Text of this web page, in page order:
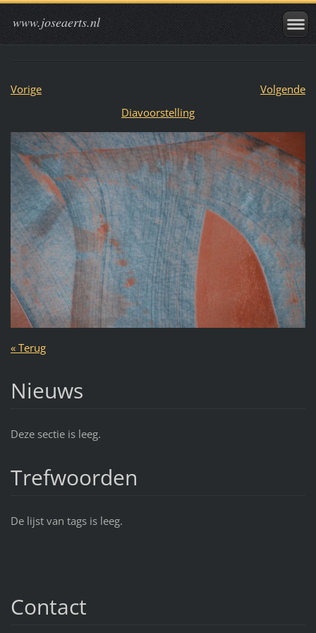
www.joseaerts.nl
Vorige
Volgende
Diavoorstelling
« Terug
Nieuws
Deze sectie is leeg.
Trefwoorden
De lijst van tags is leeg.
Contact